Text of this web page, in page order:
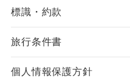
標識・約款
旅行条件書
個人情報保護方針